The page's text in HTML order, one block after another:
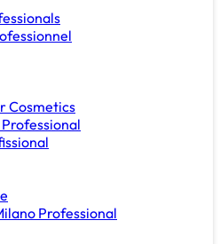
Cosmetics
Professional